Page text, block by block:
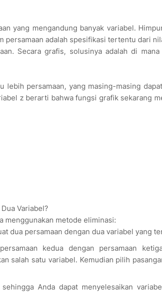
yang mengandung banyak variabel.
persamaan adalah spesifikasi tertentu dari
Secara grafis, solusinya adalah di
lebih persamaan, yang masing-masing
z berarti bahwa fungsi grafik sekarang
Variabel?
menggunakan metode eliminasi:
dua persamaan dengan dua variabel yang
kedua dengan persamaan
salah satu variabel. Kemudian pilih
Anda dapat menyelesaikan